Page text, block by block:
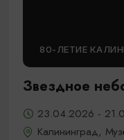
80-ЛЕТИЕ
Звездное
23.04.2026 -
Калининград,